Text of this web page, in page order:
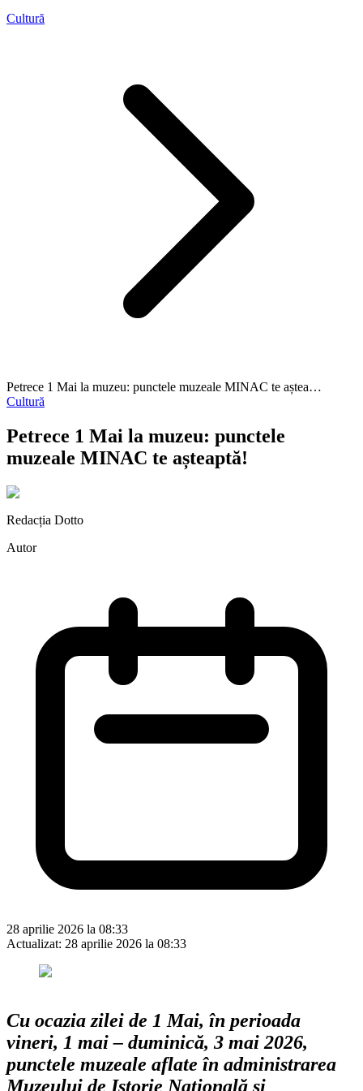
Cultură
Petrece 1 Mai la muzeu: punctele muzeale MINAC te aștea…
Cultură
Petrece 1 Mai la muzeu: punctele
muzeale MINAC te așteaptă!
Redacția Dotto
Autor
28 aprilie 2026 la 08:33
Actualizat: 28 aprilie 2026 la 08:33
Cu ocazia zilei de 1 Mai, în perioada
vineri, 1 mai – duminică, 3 mai 2026,
punctele muzeale aflate în administrarea
Muzeului de Istorie Națională și